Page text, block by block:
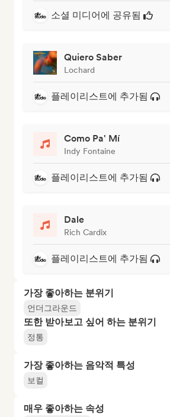
소셜 미디어에 공유됨
Quiero Saber
Lochard
플레이리스트에 추가됨
Como Pa' Mí
Indy Fontaine
플레이리스트에 추가됨
Dale
Rich Cardix
플레이리스트에 추가됨
가장 좋아하는 분위기
언더그라운드
또한 받아보고 싶어 하는 분위기
정통
가장 좋아하는 음악적 특성
보컬
매우 좋아하는 속성